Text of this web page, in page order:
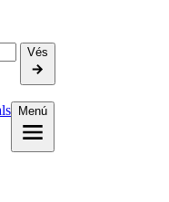
Vés
Menú